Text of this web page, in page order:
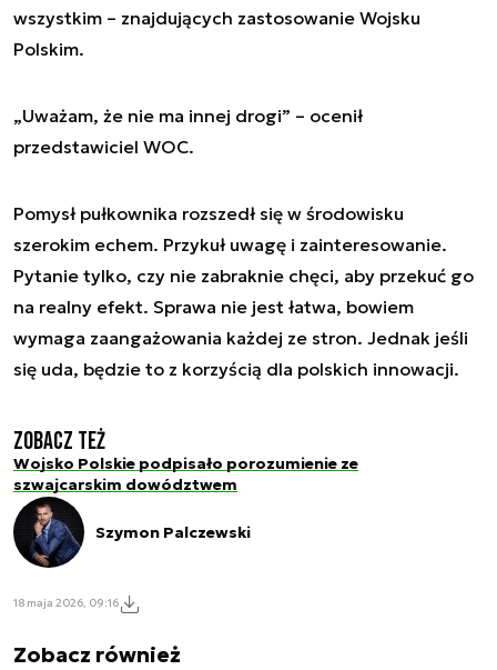
wszystkim – znajdujących zastosowanie Wojsku
Polskim.
„Uważam, że nie ma innej drogi” – ocenił
przedstawiciel WOC.
Pomysł pułkownika rozszedł się w środowisku
szerokim echem. Przykuł uwagę i zainteresowanie.
Pytanie tylko, czy nie zabraknie chęci, aby przekuć go
na realny efekt. Sprawa nie jest łatwa, bowiem
wymaga zaangażowania każdej ze stron. Jednak jeśli
się uda, będzie to z korzyścią dla polskich innowacji.
Zobacz też
Wojsko Polskie podpisało porozumienie ze
szwajcarskim dowództwem
Szymon Palczewski
18 maja 2026, 09:16
Zobacz również